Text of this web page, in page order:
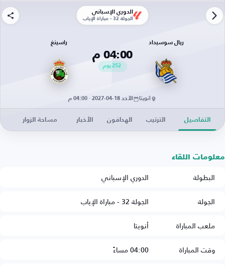
الدوري الإسباني
الجولة 32 - مباراة الإياب
ريال سوسيداد
04:00 م
252يوم
راسينغ
أنويتا الأحد 18-04-2027 · 04:00 م
التفاصيل الترتيب الهدافون الأخبار مساحة الزوار
معلومات اللقاء
البطولة
الدوري الإسباني
الجولة
الجولة 32 - مباراة الإياب
ملعب المباراة
أنويتا
وقت المباراة
04:00 مساءً